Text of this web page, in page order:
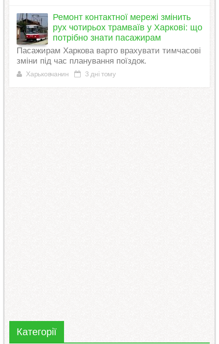
Ремонт контактної мережі змінить
рух чотирьох трамваїв у Харкові: що
потрібно знати пасажирам
Пасажирам Харкова варто врахувати тимчасові
зміни під час планування поїздок.
Харьковчанин 3 дні тому
Категорії